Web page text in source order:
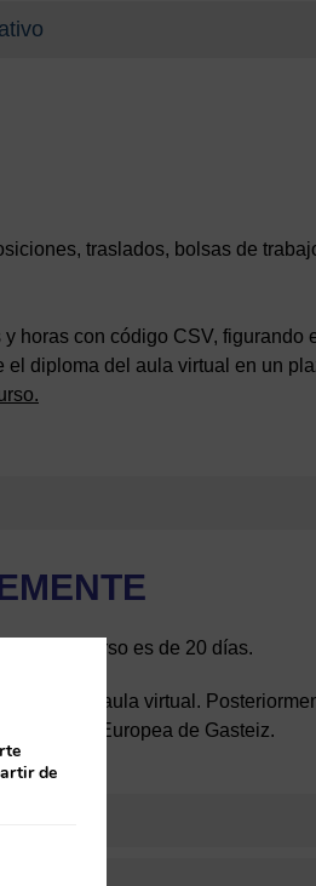
traslados, bolsas de
y horas con código CSV, figurando
el diploma del aula virtual en un
el curso es de 20 días.
desde el aula virtual.
Europea de Gasteiz.
de